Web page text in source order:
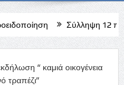
Σύλληψη 12 προσώπων στο